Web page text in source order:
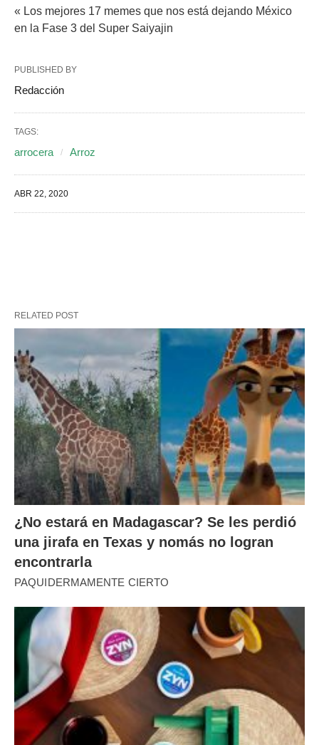
« Los mejores 17 memes que nos está dejando México
en la Fase 3 del Super Saiyajin
PUBLISHED BY
Redacción
TAGS:
arrocera Arroz
ABR 22, 2020
RELATED POST
¿No estará en Madagascar? Se les perdió
una jirafa en Texas y nomás no logran
encontrarla
PAQUIDERMAMENTE CIERTO